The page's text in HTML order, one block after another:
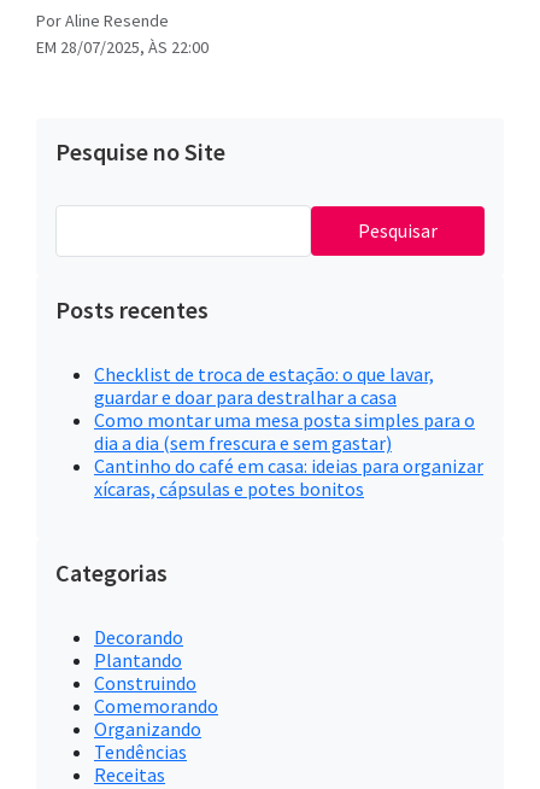
Por Aline Resende
EM 28/07/2025, ÀS 22:00
Pesquise no Site
Posts recentes
Checklist de troca de estação: o que lavar,
guardar e doar para destralhar a casa
Como montar uma mesa posta simples para o
dia a dia (sem frescura e sem gastar)
Cantinho do café em casa: ideias para organizar
xícaras, cápsulas e potes bonitos
Categorias
Decorando
Plantando
Construindo
Comemorando
Organizando
Tendências
Receitas